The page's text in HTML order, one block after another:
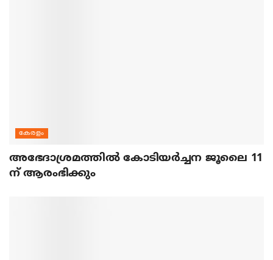
കേരളം
അഭേദാശ്രമത്തില്‍ കോടിയര്‍ച്ചന ജൂലൈ 11
ന് ആരംഭിക്കും